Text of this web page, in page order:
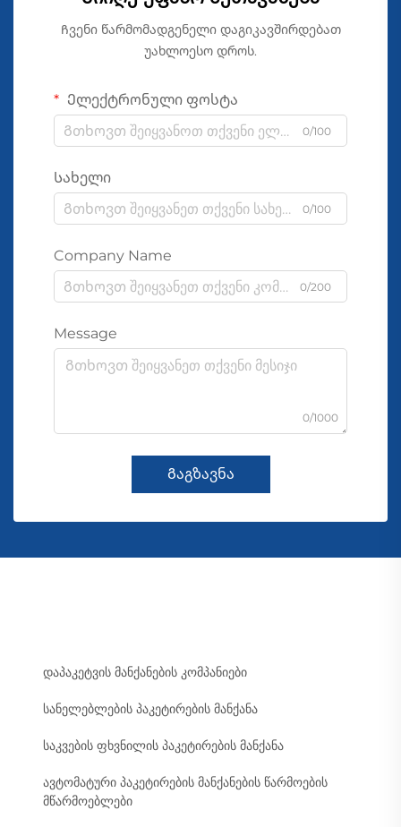
Ჩვენი წარმომადგენელი დაგიკავშირდებათ
უახლოესო დროს.
Ელექტრონული ფოსტა
0/100
Სახელი
0/100
Company Name
0/200
Message
0/1000
Გაგზავნა
დაპაკეტვის მანქანების კომპანიები
სანელებლების პაკეტირების მანქანა
საკვების ფხვნილის პაკეტირების მანქანა
ავტომატური პაკეტირების მანქანების წარმოების
მწარმოებლები